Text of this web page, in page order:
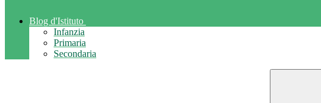
Blog d'Istituto
Infanzia
Primaria
Secondaria